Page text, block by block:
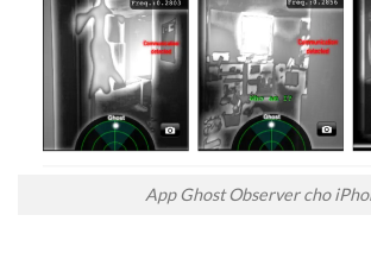
App Ghost Observer cho